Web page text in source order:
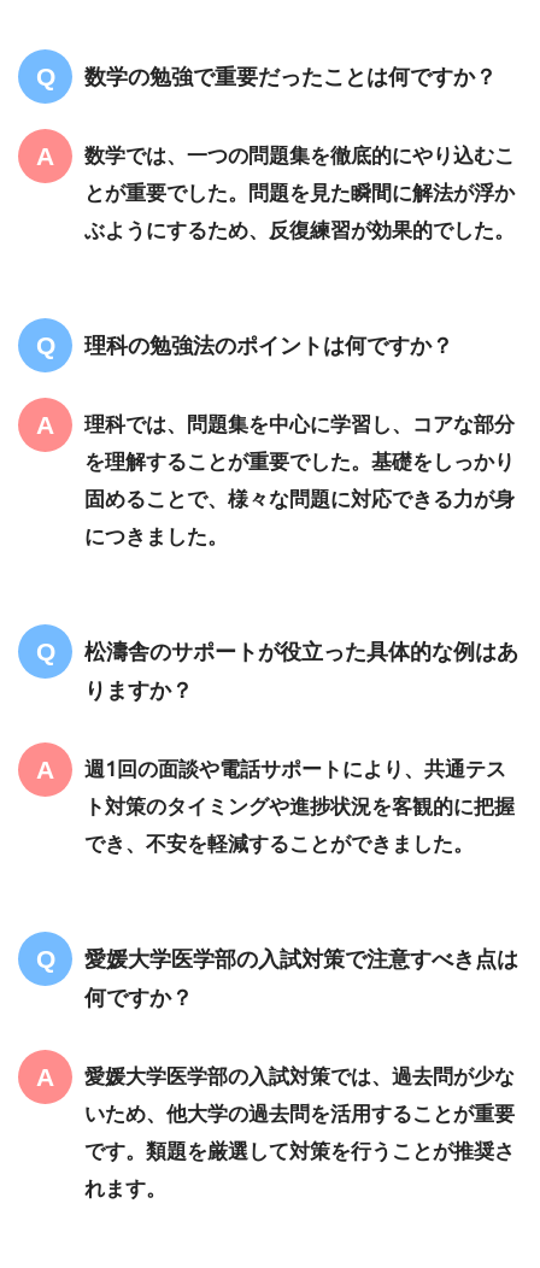
数学の勉強で重要だったことは何ですか？
数学では、一つの問題集を徹底的にやり込むこ
とが重要でした。問題を見た瞬間に解法が浮か
ぶようにするため、反復練習が効果的でした。
理科の勉強法のポイントは何ですか？
理科では、問題集を中心に学習し、コアな部分
を理解することが重要でした。基礎をしっかり
固めることで、様々な問題に対応できる力が身
につきました。
松濤舎のサポートが役立った具体的な例はあ
りますか？
週1回の面談や電話サポートにより、共通テス
ト対策のタイミングや進捗状況を客観的に把握
でき、不安を軽減することができました。
愛媛大学医学部の入試対策で注意すべき点は
何ですか？
愛媛大学医学部の入試対策では、過去問が少な
いため、他大学の過去問を活用することが重要
です。類題を厳選して対策を行うことが推奨さ
れます。